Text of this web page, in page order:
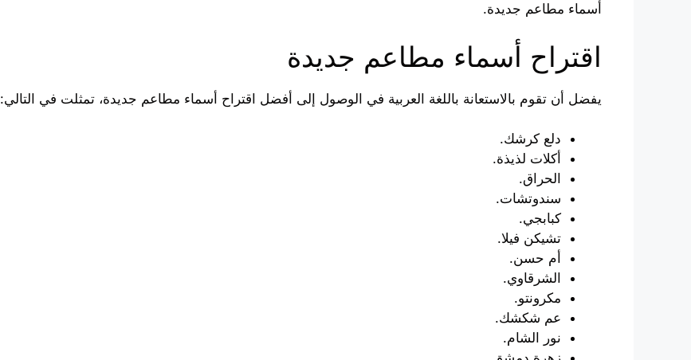
أسماء مطاعم جديدة.
اقتراح أسماء مطاعم جديدة
يفضل أن تقوم بالاستعانة باللغة العربية في الوصول إلى أفضل اقتراح أسماء مطاعم جديدة، تمثلت في التالي:
دلع كرشك.
أكلات لذيذة.
الحراق.
سندوتشات.
كبابجي.
تشيكن فيلا.
أم حسن.
الشرقاوي.
مكرونتو.
عم شكشك.
نور الشام.